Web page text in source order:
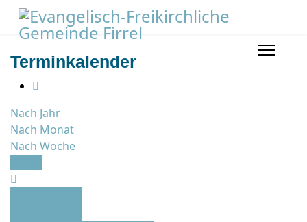
Terminkalender
Nach Jahr
Nach Monat
Nach Woche